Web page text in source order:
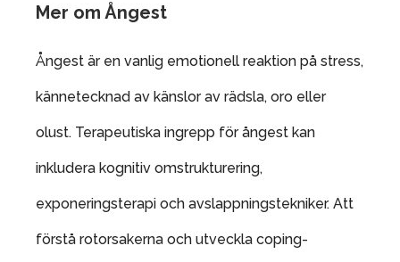
Mer om Ångest
Ångest är en vanlig emotionell reaktion på stress,
kännetecknad av känslor av rädsla, oro eller
olust. Terapeutiska ingrepp för ångest kan
inkludera kognitiv omstrukturering,
exponeringsterapi och avslappningstekniker. Att
förstå rotorsakerna och utveckla coping-